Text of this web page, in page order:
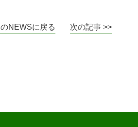
NEWSに戻る 次の記事 >>